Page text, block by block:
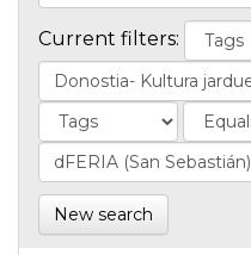
Current filters:
New search